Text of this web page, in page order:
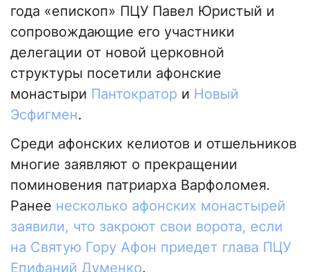
года «епископ» ПЦУ Павел Юристый и
сопровождающие его участники
делегации от новой церковной
структуры посетили афонские
монастыри Пантократор и Новый
Эсфигмен.
Среди афонских келиотов и отшельников
многие заявляют о прекращении
поминовения патриарха Варфоломея.
Ранее несколько афонских монастырей
заявили, что закроют свои ворота, если
на Святую Гору Афон приедет глава ПЦУ
Епифаний Думенко.